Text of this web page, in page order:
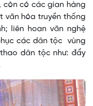
còn có các gian hàng
văn hóa truyền thống
liên hoan văn nghệ
các dân tộc vùng
dân tộc như: đẩy